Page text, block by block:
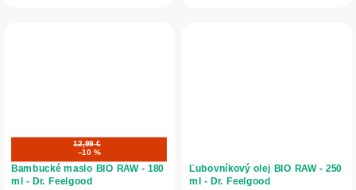
12,99 €
–10 %
Bambucké maslo BIO RAW - 180
ml - Dr. Feelgood
Ľubovníkový olej BIO RAW - 250
ml - Dr. Feelgood